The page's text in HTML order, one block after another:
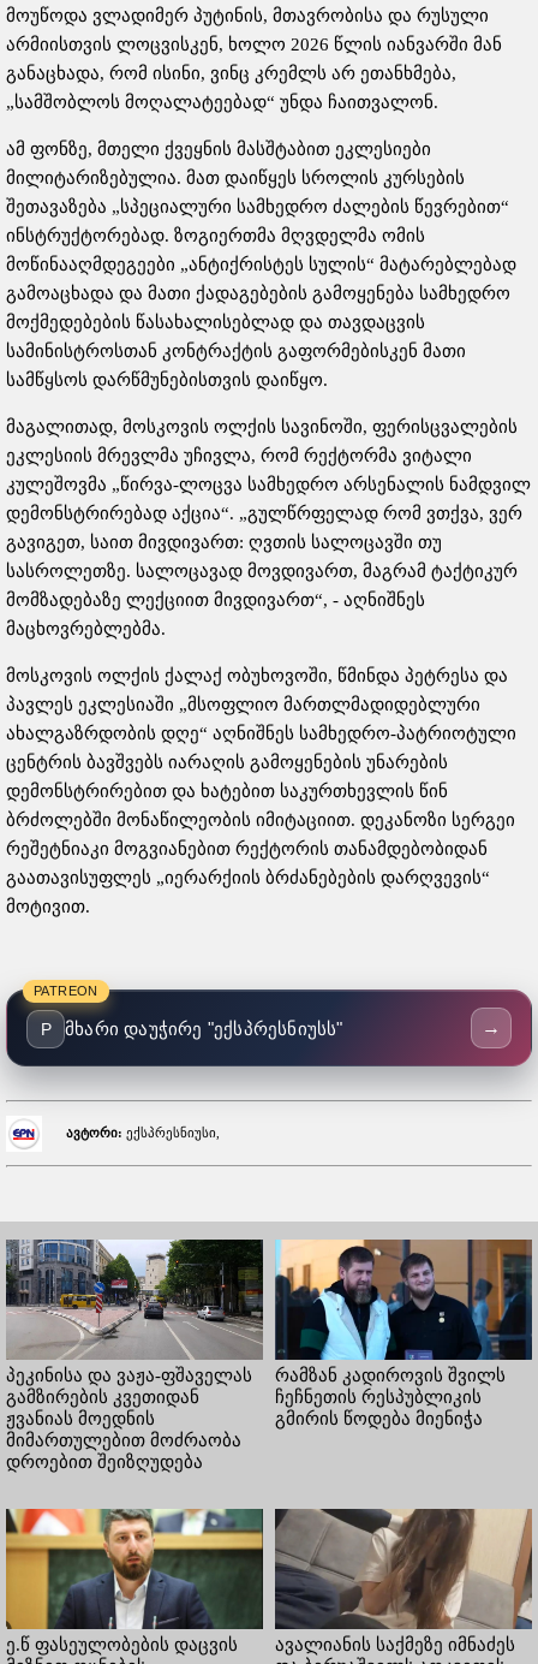
მოუწოდა ვლადიმერ პუტინის, მთავრობისა და რუსული
არმიისთვის ლოცვისკენ, ხოლო 2026 წლის იანვარში მან
განაცხადა, რომ ისინი, ვინც კრემლს არ ეთანხმება,
„სამშობლოს მოღალატეებად“ უნდა ჩაითვალონ.
ამ ფონზე, მთელი ქვეყნის მასშტაბით ეკლესიები
მილიტარიზებულია. მათ დაიწყეს სროლის კურსების
შეთავაზება „სპეციალური სამხედრო ძალების წევრებით“
ინსტრუქტორებად. ზოგიერთმა მღვდელმა ომის
მოწინააღმდეგეები „ანტიქრისტეს სულის“ მატარებლებად
გამოაცხადა და მათი ქადაგებების გამოყენება სამხედრო
მოქმედებების წასახალისებლად და თავდაცვის
სამინისტროსთან კონტრაქტის გაფორმებისკენ მათი
სამწყსოს დარწმუნებისთვის დაიწყო.
მაგალითად, მოსკოვის ოლქის სავინოში, ფერისცვალების
ეკლესიის მრევლმა უჩივლა, რომ რექტორმა ვიტალი
კულეშოვმა „წირვა-ლოცვა სამხედრო არსენალის ნამდვილ
დემონსტრირებად აქცია“. „გულწრფელად რომ ვთქვა, ვერ
გავიგეთ, საით მივდივართ: ღვთის სალოცავში თუ
სასროლეთზე. სალოცავად მოვდივართ, მაგრამ ტაქტიკურ
მომზადებაზე ლექციით მივდივართ“, - აღნიშნეს
მაცხოვრებლებმა.
მოსკოვის ოლქის ქალაქ ობუხოვოში, წმინდა პეტრესა და
პავლეს ეკლესიაში „მსოფლიო მართლმადიდებლური
ახალგაზრდობის დღე“ აღნიშნეს სამხედრო-პატრიოტული
ცენტრის ბავშვებს იარაღის გამოყენების უნარების
დემონსტრირებით და ხატებით საკურთხევლის წინ
ბრძოლებში მონაწილეობის იმიტაციით. დეკანოზი სერგეი
რეშეტნიაკი მოგვიანებით რექტორის თანამდებობიდან
გაათავისუფლეს „იერარქიის ბრძანებების დარღვევის“
მოტივით.
PATREON
P მხარი დაუჭირე "ექსპრესნიუსს" →
ავტორი: ექსპრესნიუსი,
პეკინისა და ვაჟა-ფშაველას
გამზირების კვეთიდან
ჟვანიას მოედნის
მიმართულებით მოძრაობა
დროებით შეიზღუდება
რამზან კადიროვის შვილს
ჩეჩნეთის რესპუბლიკის
გმირის წოდება მიენიჭა
ე.წ ფასეულობების დაცვის
ავალიანის საქმეზე იმნაძეს